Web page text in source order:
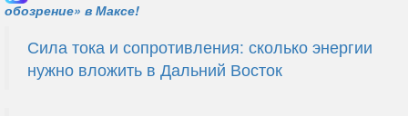
обозрение» в Максе!
Сила тока и сопротивления: сколько энергии
нужно вложить в Дальний Восток